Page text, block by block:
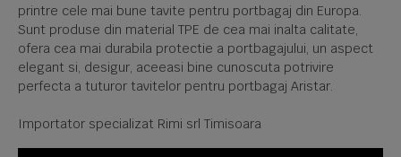
printre cele mai bune tavite pentru portbagaj din Europa.
Sunt produse din material TPE de cea mai inalta calitate,
ofera cea mai durabila protectie a portbagajului, un aspect
elegant si, desigur, aceeasi bine cunoscuta potrivire
perfecta a tuturor tavitelor pentru portbagaj Aristar.
Importator specializat Rimi srl Timisoara